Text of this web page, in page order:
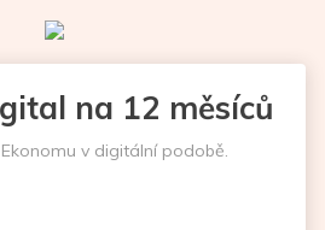
na 12 měsíců
v digitální podobě.